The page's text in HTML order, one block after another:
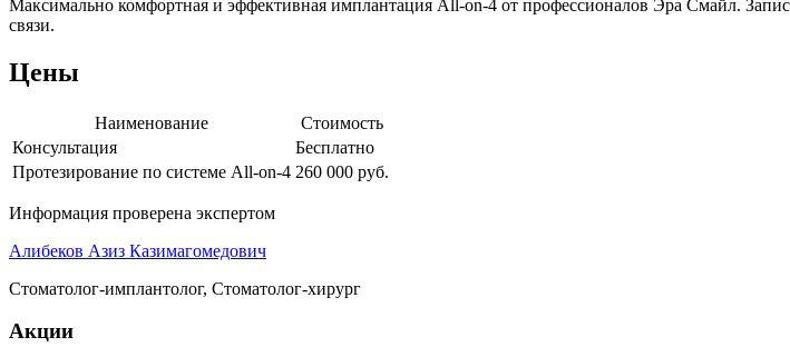
Максимально комфортная и эффективная имплантация All-on-4 от профессионалов Эра Смайл.
связи.
Цены
Наименование
Стоимость
Консультация
Бесплатно
Протезирование по системе All-on-4 260 000 руб.
Информация проверена экспертом
Алибеков Азиз Казимагомедович
Стоматолог-имплантолог, Стоматолог-хирург
Акции